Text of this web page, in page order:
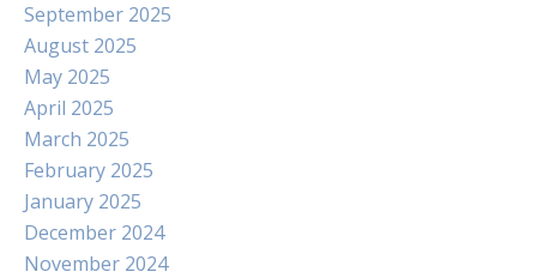
September 2025
August 2025
May 2025
April 2025
March 2025
February 2025
January 2025
December 2024
November 2024